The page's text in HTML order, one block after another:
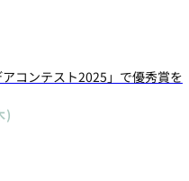
コンテスト2025」で優秀賞を
)